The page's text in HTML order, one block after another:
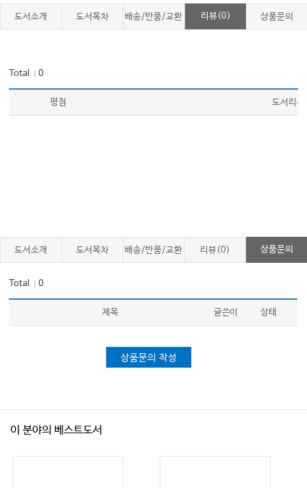
도서소개 도서목차 배송/반품/교환 리뷰(0) 상품문의
Total ｜0
평점 도서리뷰
도서소개 도서목차 배송/반품/교환 리뷰(0) 상품문의
Total ｜0
제목 글쓴이 상태
상품문의 작성
이 분야의 베스트도서